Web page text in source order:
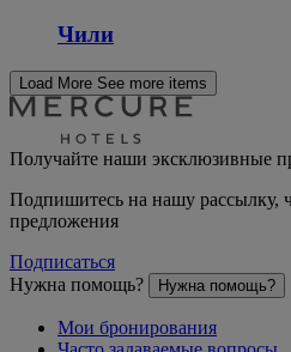
Чили
Load More See more items
Получайте наши эксклюзивные
Подпишитесь на нашу рассылку,
предложения
Подписаться
Нужна помощь?
Нужна помощь?
Мои бронирования